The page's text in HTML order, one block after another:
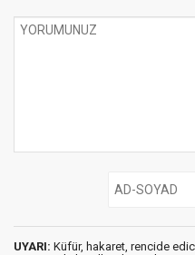
UYARI: Küfür, hakaret, rencide